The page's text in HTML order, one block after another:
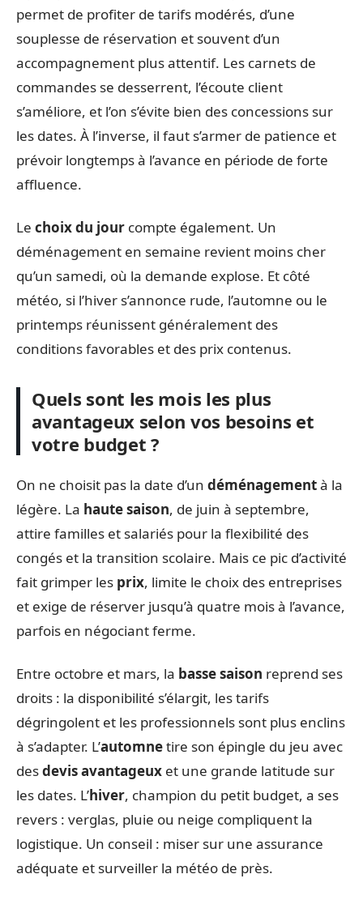
permet de profiter de tarifs modérés, d’une
souplesse de réservation et souvent d’un
accompagnement plus attentif. Les carnets de
commandes se desserrent, l’écoute client
s’améliore, et l’on s’évite bien des concessions sur
les dates. À l’inverse, il faut s’armer de patience et
prévoir longtemps à l’avance en période de forte
affluence.
Le choix du jour compte également. Un
déménagement en semaine revient moins cher
qu’un samedi, où la demande explose. Et côté
météo, si l’hiver s’annonce rude, l’automne ou le
printemps réunissent généralement des
conditions favorables et des prix contenus.
Quels sont les mois les plus
avantageux selon vos besoins et
votre budget ?
On ne choisit pas la date d’un déménagementà la
légère. La haute saison, de juin à septembre,
attire familles et salariés pour la flexibilité des
congés et la transition scolaire. Mais ce pic d’activité
fait grimper les prix, limite le choix des entreprises
et exige de réserver jusqu’à quatre mois à l’avance,
parfois en négociant ferme.
Entre octobre et mars, la basse saison reprend ses
droits : la disponibilité s’élargit, les tarifs
dégringolent et les professionnels sont plus enclins
à s’adapter. L’automnetire son épingle du jeu avec
desdevis avantageux et une grande latitude sur
les dates. L’hiver, champion du petit budget, a ses
revers : verglas, pluie ou neige compliquent la
logistique. Un conseil : miser sur une assurance
adéquate et surveiller la météo de près.